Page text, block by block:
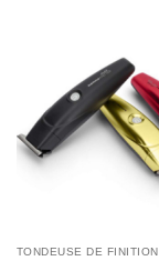
TONDEUSE DE FINITION